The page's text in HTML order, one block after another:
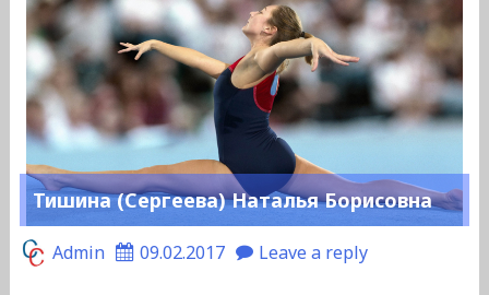
Тишина (Сергеева) Наталья Борисовна
Admin 09.02.2017 Leave a reply